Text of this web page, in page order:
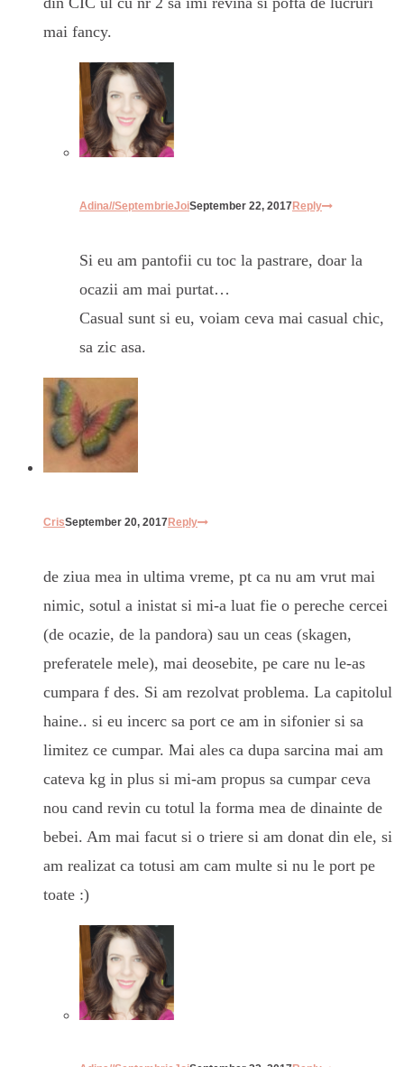
mai fancy.
Adina//SeptembrieJoiSeptember 22, 2017Reply
Si eu am pantofii cu toc la pastrare, doar la
ocazii am mai purtat…
Casual sunt si eu, voiam ceva mai casual chic,
sa zic asa.
CrisSeptember 20, 2017Reply
de ziua mea in ultima vreme, pt ca nu am vrut mai
nimic, sotul a inistat si mi-a luat fie o pereche cercei
(de ocazie, de la pandora) sau un ceas (skagen,
preferatele mele), mai deosebite, pe care nu le-as
cumpara f des. Si am rezolvat problema. La capitolul
haine.. si eu incerc sa port ce am in sifonier si sa
limitez ce cumpar. Mai ales ca dupa sarcina mai am
cateva kg in plus si mi-am propus sa cumpar ceva
nou cand revin cu totul la forma mea de dinainte de
bebei. Am mai facut si o triere si am donat din ele, si
am realizat ca totusi am cam multe si nu le port pe
toate :)